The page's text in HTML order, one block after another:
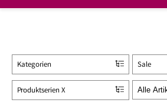
Kategorien Sale
Produktserien X